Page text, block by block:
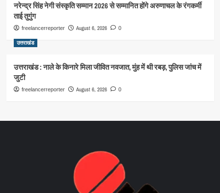
नरेन्द्र सिंह नेगी संस्कृति सम्मान 2026 से सम्मानित होंगे अरुणाचल के रंगकर्मी
ताई तुगुंग
freelancerreporter August 6, 2026 0
उत्तराखंड
उत्तराखंड : नाले के किनारे मिला जीवित नवजात, मुंह में थी रबड़, पुलिस जांच में
जुटी
freelancerreporter August 6, 2026 0